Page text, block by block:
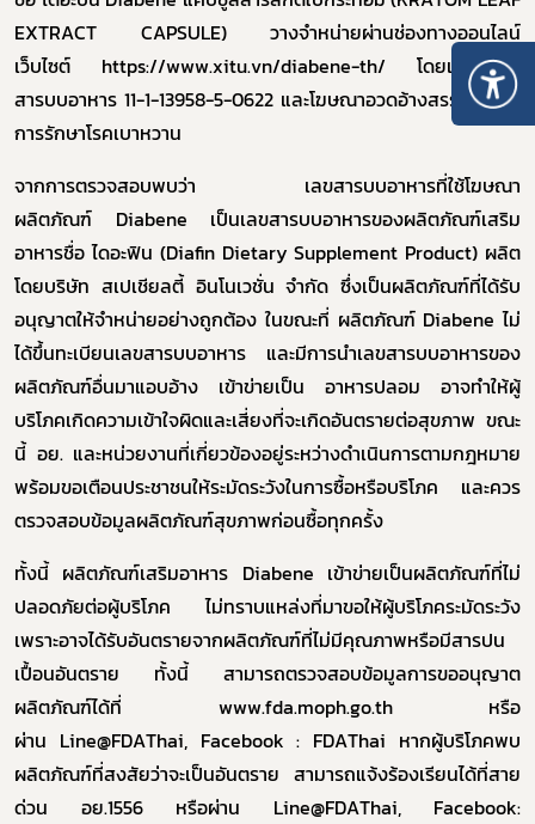
EXTRACT CAPSULE) วางจำหน่ายผ่านช่องทางออนไลน์
เว็บไซต์ https://www.xitu.vn/diabene-th/ โดยแสดงเลข
สารบบอาหาร 11-1-13958-5-0622 และโฆษณาอวดอ้างสรรพคุณใน
การรักษาโรคเบาหวาน
จากการตรวจสอบพบว่า เลขสารบบอาหารที่ใช้โฆษณา
ผลิตภัณฑ์ Diabene เป็นเลขสารบบอาหารของผลิตภัณฑ์เสริม
อาหารชื่อ ไดอะฟิน (Diafin Dietary Supplement Product) ผลิต
โดยบริษัท สเปเชียลตี้ อินโนเวชั่น จำกัด ซึ่งเป็นผลิตภัณฑ์ที่ได้รับ
อนุญาตให้จำหน่ายอย่างถูกต้อง ในขณะที่ ผลิตภัณฑ์ Diabeneไม่
ได้ขึ้นทะเบียนเลขสารบบอาหาร และมีการนำเลขสารบบอาหารของ
ผลิตภัณฑ์อื่นมาแอบอ้าง เข้าข่ายเป็น อาหารปลอม อาจทำให้ผู้
บริโภคเกิดความเข้าใจผิดและเสี่ยงที่จะเกิดอันตรายต่อสุขภาพ ขณะ
นี้ อย. และหน่วยงานที่เกี่ยวข้องอยู่ระหว่างดำเนินการตามกฎหมาย
พร้อมขอเตือนประชาชนให้ระมัดระวังในการซื้อหรือบริโภค และควร
ตรวจสอบข้อมูลผลิตภัณฑ์สุขภาพก่อนซื้อทุกครั้ง
ทั้งนี้ ผลิตภัณฑ์เสริมอาหาร Diabene เข้าข่ายเป็นผลิตภัณฑ์ที่ไม่
ปลอดภัยต่อผู้บริโภค ไม่ทราบแหล่งที่มาขอให้ผู้บริโภคระมัดระวัง
เพราะอาจได้รับอันตรายจากผลิตภัณฑ์ที่ไม่มีคุณภาพหรือมีสารปน
เปื้อนอันตราย ทั้งนี้ สามารถตรวจสอบข้อมูลการขออนุญาต
ผลิตภัณฑ์ได้ที่ www.fda.moph.go.th หรือ
ผ่าน Line@FDAThai, Facebook : FDAThai หากผู้บริโภคพบ
ผลิตภัณฑ์ที่สงสัยว่าจะเป็นอันตราย สามารถแจ้งร้องเรียนได้ที่สาย
ด่วน อย.1556หรือผ่าน Line@FDAThai, Facebook: